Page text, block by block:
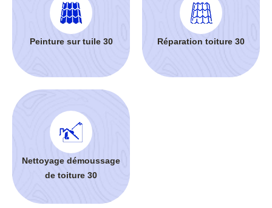
Peinture sur tuile 30 Réparation toiture 30
Nettoyage démoussage
de toiture 30